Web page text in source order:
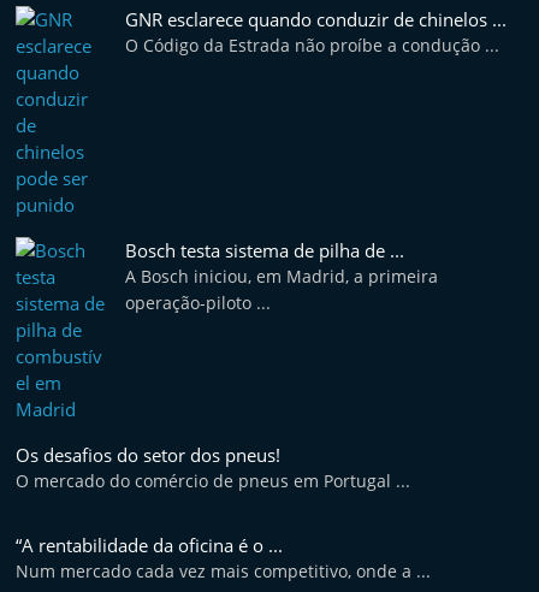
GNR esclarece quando conduzir de chinelos ...
O Código da Estrada não proíbe a condução ...
Bosch testa sistema de pilha de ...
A Bosch iniciou, em Madrid, a primeira
operação-piloto ...
Os desafios do setor dos pneus!
O mercado do comércio de pneus em Portugal ...
“A rentabilidade da oficina é o ...
Num mercado cada vez mais competitivo, onde a ...